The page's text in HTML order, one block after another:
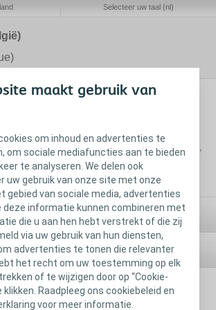
maakt gebruik van
om inhoud en advertenties te
om sociale mediafuncties aan te bieden
te analyseren. We delen ook
uw gebruik van onze site met onze
gebied van sociale media, advertenties
deze informatie kunnen combineren met
die u aan hen hebt verstrekt of die zij
via uw gebruik van hun diensten,
advertenties te tonen die relevanter
het recht om uw toestemming op elk
of te wijzigen door op “Cookie-
klikken. Raadpleeg ons cookiebeleid en
voor meer informatie.
Selecteer uw taal (nl)
"200761", "navigations": [ { "pageId": 200761,
"pageId": 202960, "verticalPages": [ ] }, {
[200778] }, { "pageId": 202963,
"pageId": 202964, "verticalPages": [202965] }, {
[] }, { "pageId": 202967,
"pageId": 200750, "verticalPages": [ ] } ] }